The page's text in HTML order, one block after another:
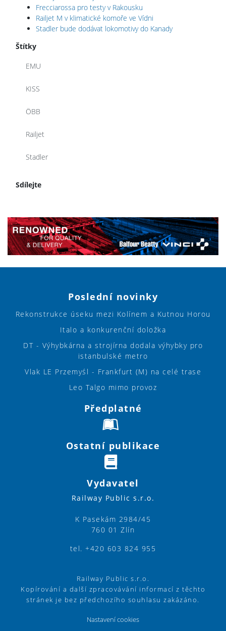
Frecciarossa pro testy v Rakousku
Railjet M v klimatické komoře ve Vídni
Stadler bude dodávat lokomotivy do Kanady
Štítky
EMU
KISS
ÖBB
Railjet
Stadler
Sdílejte
Poslední novinky
Rekonstrukce úseku mezi Kolínem a Kutnou Horou
Italo a konkurenční doložka
DT - Výhybkárna a strojírna dodala výhybky pro
istanbulské metro
Vlak LE Przemyśl - Frankfurt (M) na celé trase
Leo Talgo mimo provoz
Předplatné
Ostatní publikace
Vydavatel
Railway Public s.r.o.
K Pasekám 2984/45
760 01 Zlín
tel. +420 603 824 955
Railway Public s.r.o.
Kopírování a další zpracovávání informací z těchto
stránek je bez předchozího souhlasu zakázáno.
Nastavení cookies